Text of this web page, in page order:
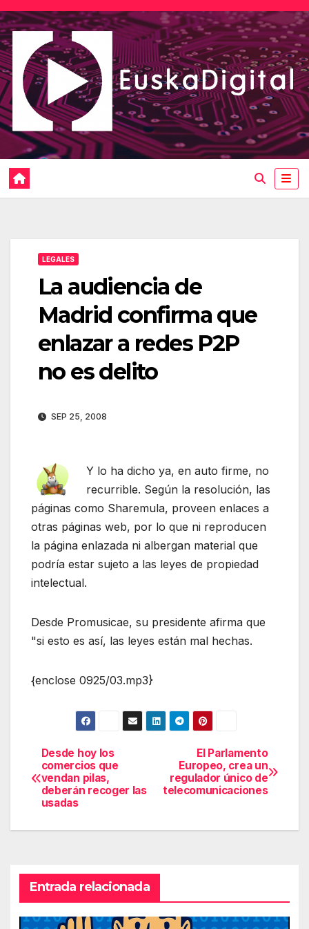
Saltar
al
contenido
LEGALES
La audiencia de
Madrid confirma que
enlazar a redes P2P
no es delito
SEP 25, 2008
Y lo ha dicho ya, en auto firme, no
recurrible. Según la resolución, las
páginas como Sharemula, proveen enlaces a
otras páginas web, por lo que ni reproducen
la página enlazada ni albergan material que
podría estar sujeto a las leyes de propiedad
intelectual.
Desde Promusicae, su presidente afirma que
"si esto es así, las leyes están mal hechas.
{enclose 0925/03.mp3}
Navegación
de
El Parlamento
Europeo, crea un
regulador único de
telecomunicaciones
Desde hoy los
comercios que
vendan pilas,
deberán recoger las
usadas
Entrada relacionada